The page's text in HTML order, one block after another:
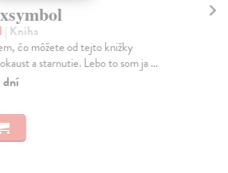
| Kniha
čo môžete od tejto knižky
a starnutie. Lebo to som ja ...
dní